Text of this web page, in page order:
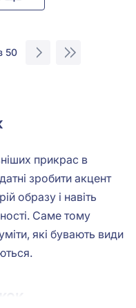
50
прикрас в
зробити акцент
образу і навіть
Саме тому
які бувають види